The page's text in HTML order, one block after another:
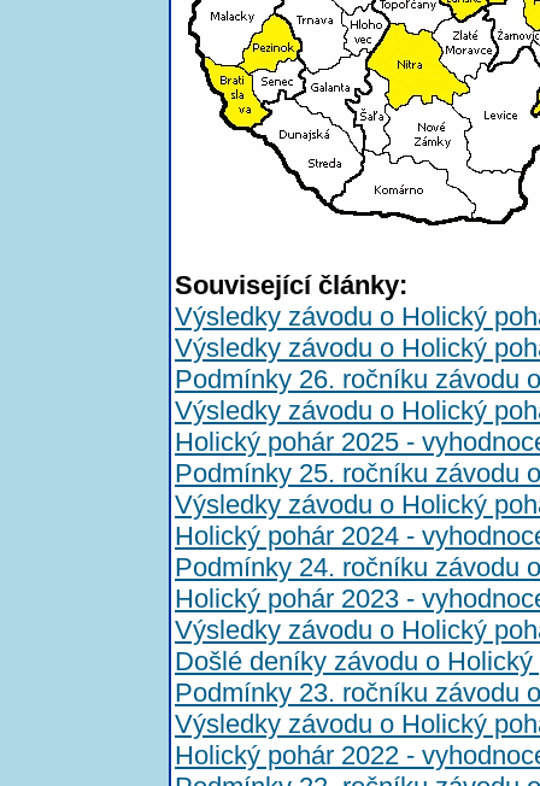
Související články:
Výsledky závodu o Holický
Výsledky závodu o Holický
Podmínky 26. ročníku závodu
Výsledky závodu o Holický
Holický pohár 2025 -
Podmínky 25. ročníku závodu
Výsledky závodu o Holický
Holický pohár 2024 -
Podmínky 24. ročníku závodu
Holický pohár 2023 -
Výsledky závodu o Holický
Došlé deníky závodu o Holický
Podmínky 23. ročníku závodu
Výsledky závodu o Holický
Holický pohár 2022 -